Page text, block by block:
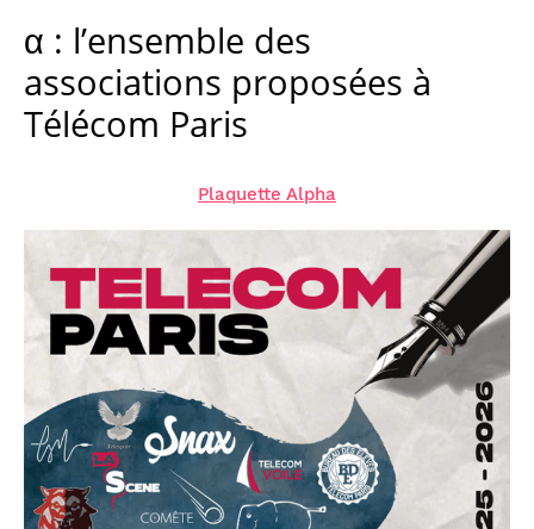
α : l’ensemble des
associations proposées à
Télécom Paris
Plaquette Alpha